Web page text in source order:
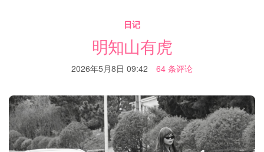
日记
明知山有虎
2026年5月8日 09:42 64 条评论